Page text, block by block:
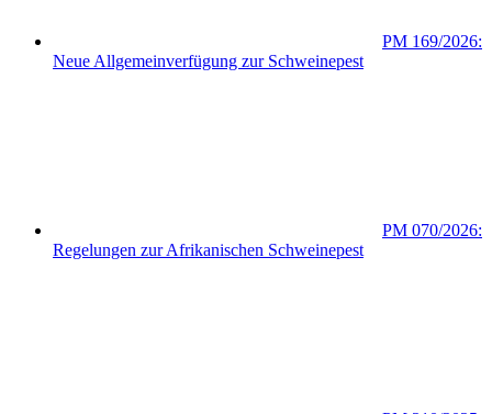
PM 169/2026:
Neue Allgemeinverfügung zur Schweinepest
PM 070/2026:
Regelungen zur Afrikanischen Schweinepest